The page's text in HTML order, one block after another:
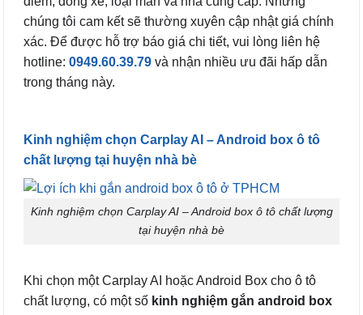
chúng tôi cam kết sẽ thường xuyên cập nhật giá chính
xác. Để được hỗ trợ báo giá chi tiết, vui lòng liên hệ
hotline: 0949.60.39.79 và nhận nhiều ưu đãi hấp dẫn
trong tháng này.
Kinh nghiệm chọn Carplay AI – Android box ô tô
chất lượng tại huyện nhà bè
Kinh nghiệm chọn Carplay AI – Android box ô tô chất lượng
tại huyện nhà bè
Khi chọn một Carplay AI hoặc Android Box cho ô tô
chất lượng, có một số kinh nghiệm gắn android box